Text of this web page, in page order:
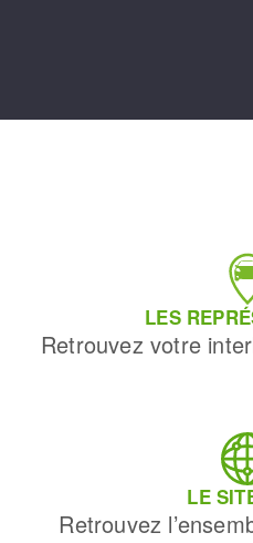
LES
Retrouvez votre
LE
Retrouvez